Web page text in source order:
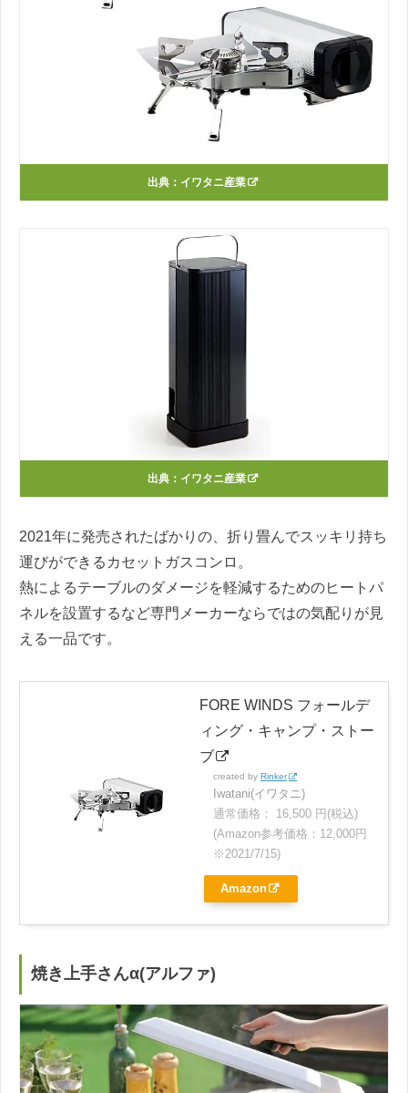
出典： イワタニ産業
出典： イワタニ産業
2021年に発売されたばかりの、折り畳んでスッキリ持ち
運びができるカセットガスコンロ。
熱によるテーブルのダメージを軽減するためのヒートパ
ネルを設置するなど専門メーカーならではの気配りが見
える一品です。
FORE WINDS フォールデ
ィング・キャンプ・ストー
ブ
created by Rinker
Iwatani(イワタニ)
通常価格： 16,500 円(税込)
(Amazon参考価格：12,000円
※2021/7/15)
Amazon
焼き上手さんα(アルファ)